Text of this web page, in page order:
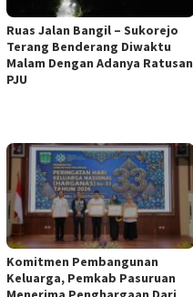
Ruas Jalan Bangil – Sukorejo
Terang Benderang Diwaktu
Malam Dengan Adanya Ratusan
PJU
Komitmen Pembangunan
Keluarga, Pemkab Pasuruan